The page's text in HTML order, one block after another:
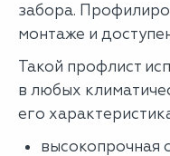
забора.
монтаже и
Такой профлист
в любых
его
высокопрочная